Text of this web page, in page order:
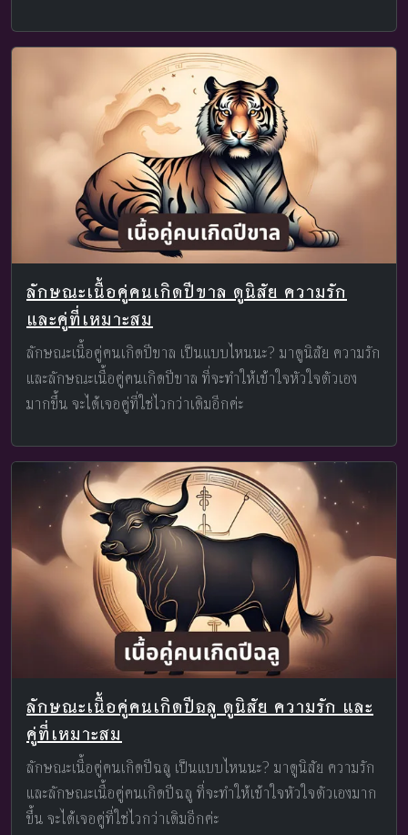
ลักษณะเนื้อคู่คนเกิดปีขาล ดูนิสัย ความรัก
และคู่ที่เหมาะสม
ลักษณะเนื้อคู่คนเกิดปีขาล เป็นแบบไหนนะ? มาดูนิสัย ความรัก
และลักษณะเนื้อคู่คนเกิดปีขาล ที่จะทำให้เข้าใจหัวใจตัวเอง
มากขึ้น จะได้เจอคู่ที่ใช่ไวกว่าเดิมอีกค่ะ
ลักษณะเนื้อคู่คนเกิดปีฉลู ดูนิสัย ความรัก และ
คู่ที่เหมาะสม
ลักษณะเนื้อคู่คนเกิดปีฉลู เป็นแบบไหนนะ? มาดูนิสัย ความรัก
และลักษณะเนื้อคู่คนเกิดปีฉลู ที่จะทำให้เข้าใจหัวใจตัวเองมาก
ขึ้น จะได้เจอคู่ที่ใช่ไวกว่าเดิมอีกค่ะ